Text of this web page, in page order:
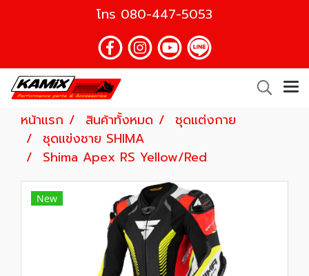
โทร 080-447-5053
หน้าแรก สินค้าทั้งหมด
ชุดแต่งกาย
ชุดแข่งชาย SHIMA
Shima Apex RS Yellow/Red
New